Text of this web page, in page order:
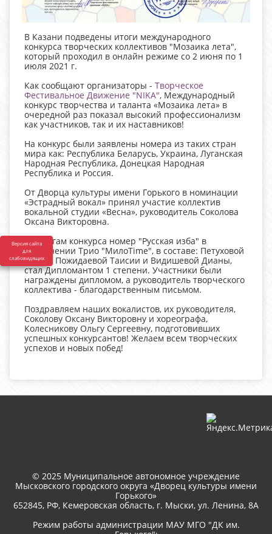
Версия сайта
для
слабовидящих
В Казани подведены итоги международного
конкурса творческих коллективов "Мозаика лета",
который проходил в онлайн режиме со 2 июня по 1
июля 2021 г.
Как сообщают организаторы - Творческое
Фестивальное Движение "NIKA", Международный
конкурс творчества и таланта «Мозаика лета» в
очередной раз показал высокий профессионализм
как участников, так и их наставников!
На конкурс были заявлены номера из таких стран
мира как: Республика Беларусь, Украина, Луганская
Народная Республика, Донецкая Народная
Республика и Россия.
От Дворца культуры имени Горького в номинации
«Эстрадный вокал» принял участие коллектив
вокальной студии «Весна», руководитель Соколова
Оксана Викторовна.
По итогам конкурса номер "Русская изба" в
исполнении Трио "МилоTime", в составе: Петуховой
Дарьи, Пожидаевой Таисии и Видишевой Дианы,
стал Дипломантом 1 степени. Участники были
награждены дипломом, а руководитель творческого
коллектива - благодарственным письмом.
Поздравляем наших вокалистов, их руководителя,
Соколову Оксану Викторовну и хореографа,
Колесникову Ольгу Сергеевну, подготовивших
успешных конкурсантов! Желаем всем творческих
успехов и новых побед!
© 2025 Муниципальное автономное учреждение
Мысковского городского округа «Дворец культуры имени
Горького»
652845, РФ, Кемеровская область, г. Мыски, ул. Ленина, 8A
Режим работы администрации МАУ МГО "ДК им.